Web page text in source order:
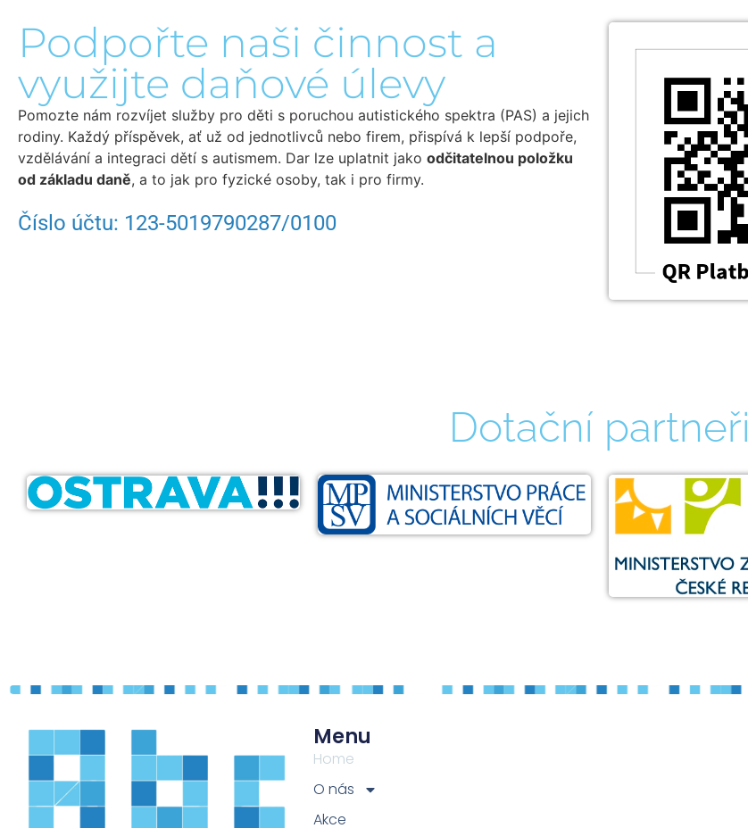
Podpořte naši činnost a
využijte daňové úlevy
Pomozte nám rozvíjet služby pro děti s poruchou autistického spektra (PAS) a jejich
rodiny. Každý příspěvek, ať už od jednotlivců nebo firem, přispívá k lepší podpoře,
vzdělávání a integraci dětí s autismem. Dar lze uplatnit jako odčitatelnou položku
od základu daně, a to jak pro fyzické osoby, tak i pro firmy.
Číslo účtu: 123-5019790287/0100
Dotační partneři
Menu
Home
O nás
Akce